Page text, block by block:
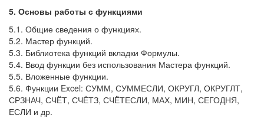
5. Основы работы с функциями
5.1. Общие сведения о функциях.
5.2. Мастер функций.
5.3. Библиотека функций вкладки Формулы.
5.4. Ввод функции без использования Мастера функций.
5.5. Вложенные функции.
5.6. Функции Excel: СУММ, СУММЕСЛИ, ОКРУГЛ, ОКРУГЛТ,
СРЗНАЧ, СЧЁТ, СЧЁТЗ, СЧЁТЕСЛИ, МАХ, МИН, СЕГОДНЯ,
ЕСЛИ и др.